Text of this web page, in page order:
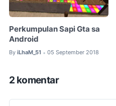
Perkumpulan Sapi Gta sa
Android
By iLhaM_51 • 05 September 2018
2 komentar